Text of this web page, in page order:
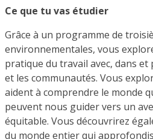
Ce que tu vas étudier
Grâce à un programme de
environnementales, vous
pratique du travail avec, dans
et les communautés. Vous
aident à comprendre le monde
peuvent nous guider vers un
équitable. Vous découvrirez
du monde entier qui